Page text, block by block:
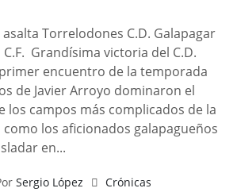
asalta Torrelodones C.D. Galapagar
Grandísima victoria del C.D.
encuentro de la temporada
de Javier Arroyo dominaron el
los campos más complicados de la
los aficionados galapagueños
en...
Sergio López
Crónicas